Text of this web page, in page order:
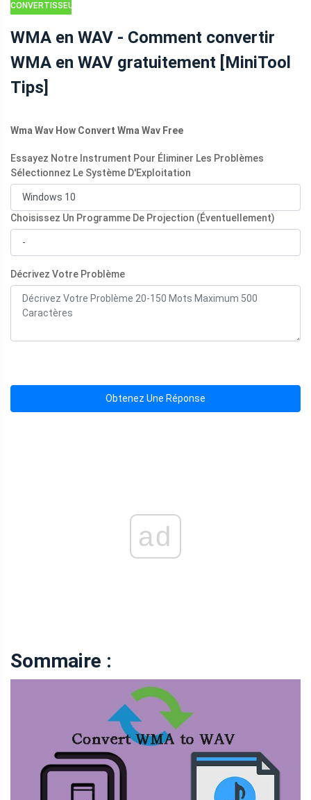
CONVERTISSEUR
WMA en WAV - Comment convertir
WMA en WAV gratuitement [MiniTool
Tips]
Wma Wav How Convert Wma Wav Free
Essayez Notre Instrument Pour Éliminer Les Problèmes
Sélectionnez Le Système D'Exploitation
Choisissez Un Programme De Projection (Éventuellement)
Décrivez Votre Problème
Obtenez Une Réponse
ad
Sommaire :